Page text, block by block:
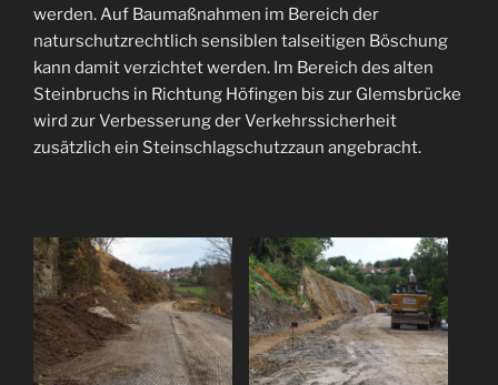
werden. Auf Baumaßnahmen im Bereich der
naturschutzrechtlich sensiblen talseitigen Böschung
kann damit verzichtet werden. Im Bereich des alten
Steinbruchs in Richtung Höfingen bis zur Glemsbrücke
wird zur Verbesserung der Verkehrssicherheit
zusätzlich ein Steinschlagschutzzaun angebracht.